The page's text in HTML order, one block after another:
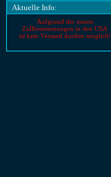
Aktuelle Info:
Aufgrund der neuen
Zollbestimmungen in den USA
ist kein Versand dorthin möglich!